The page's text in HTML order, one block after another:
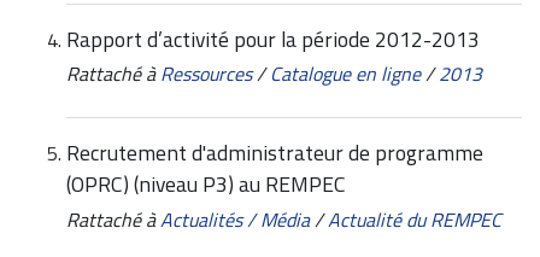
Rapport d’activité pour la période 2012-2013
Rattaché à Ressources/Catalogue en ligne/2013
Recrutement d'administrateur de programme
(OPRC) (niveau P3) au REMPEC
Rattaché àActualités / Média/Actualité du REMPEC